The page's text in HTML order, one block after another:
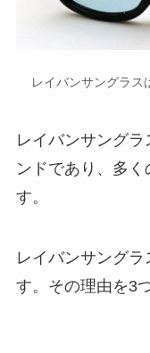
レイバンサングラス
レイバンサング
ンドであり、多
す。
レイバンサング
す。その理由を3